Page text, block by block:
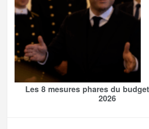
Les 8 mesures phares du
2026